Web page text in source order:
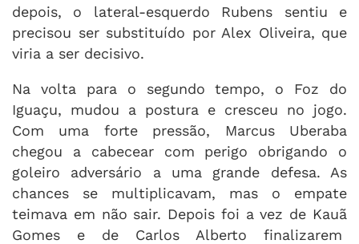
depois, o lateral-esquerdo Rubens sentiu e
precisou ser substituído por Alex Oliveira, que
viria a ser decisivo.
Na volta para o segundo tempo, o Foz do
Iguaçu, mudou a postura e cresceu no jogo.
Com uma forte pressão, Marcus Uberaba
chegou a cabecear com perigo obrigando o
goleiro adversário a uma grande defesa. As
chances se multiplicavam, mas o empate
teimava em não sair. Depois foi a vez de Kauã
Gomes e de Carlos Alberto finalizarem